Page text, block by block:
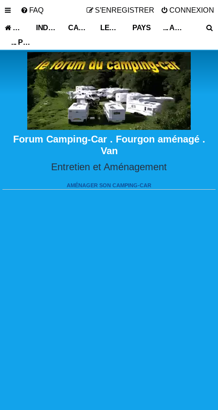
FAQ CONNEXION
S’ENREGISTRER
ACCUEIL INDEX DU FORUM CARNET DE VOYAGE LES ASTUCES ET CONSEILS DE VOYAGE PAYS
... AUTRES PAYS ...
... PORTUGAL ...
Forum Camping-Car . Fourgon aménagé .
Van
Entretien et Aménagement
AMÉNAGER SON CAMPING-CAR